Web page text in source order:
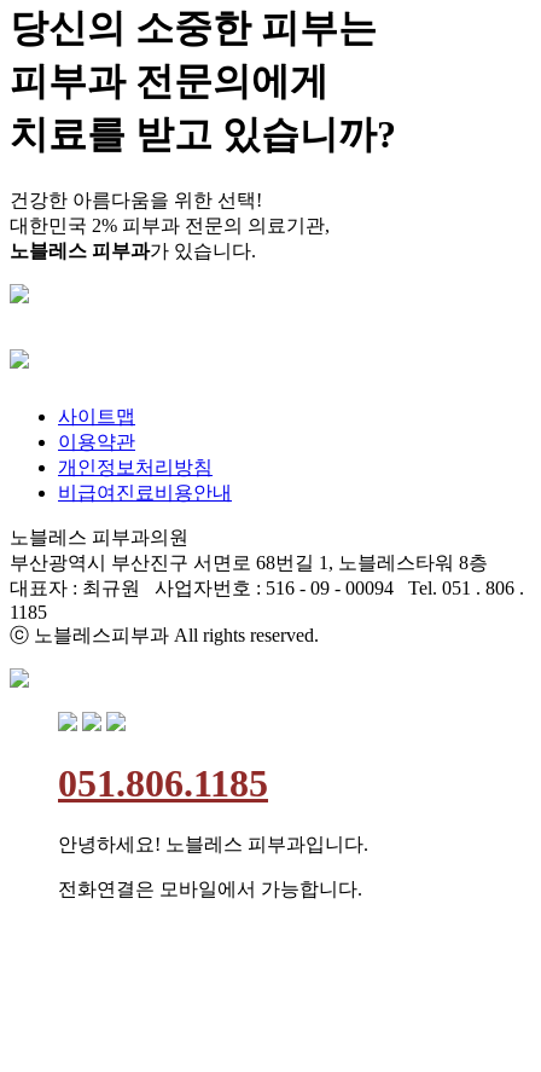
당신의 소중한 피부는
피부과 전문의에게
치료를 받고 있습니까?
건강한 아름다움을 위한 선택!
대한민국 2% 피부과 전문의 의료기관,
노블레스 피부과가 있습니다.
사이트맵
이용약관
개인정보처리방침
비급여진료비용안내
노블레스 피부과의원
부산광역시 부산진구 서면로 68번길 1, 노블레스타워 8층
대표자 : 최규원 사업자번호 : 516 - 09 - 00094 Tel. 051 . 806 .
1185
ⓒ 노블레스피부과 All rights reserved.
051.806.1185
안녕하세요! 노블레스 피부과입니다.
전화연결은 모바일에서 가능합니다.